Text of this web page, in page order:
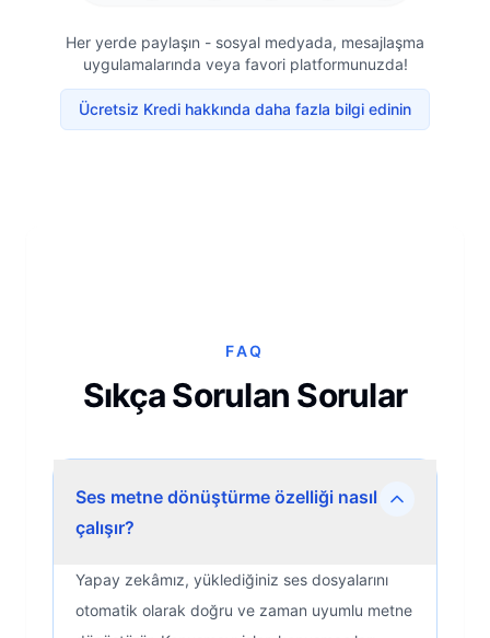
Her yerde paylaşın - sosyal medyada, mesajlaşma
uygulamalarında veya favori platformunuzda!
Ücretsiz Kredi hakkında daha fazla bilgi edinin
FAQ
Sıkça Sorulan Sorular
Ses metne dönüştürme özelliği nasıl
çalışır?
Yapay zekâmız, yüklediğiniz ses dosyalarını
otomatik olarak doğru ve zaman uyumlu metne